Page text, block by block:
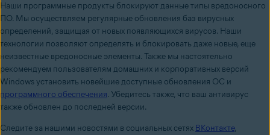
Наши программные продукты блокируют данные типы вредоносного
ПО. Мы осуществляем регулярные обновления баз вирусных
определений, защищая от новых появляющихся вирусов. Наши
технологии позволяют определять и блокировать даже новые, еще
неизвестные вредоносные элементы. Также мы настоятельно
рекомендуем пользователям домашних и корпоративных версий
Windows установить новейшие доступные обновления ОС и
программного обеспечения. Убедитесь также, что ваш антивирус
также обновлен до последней версии.
Следите за нашими новостями в социальных сетях ВКонтакте,